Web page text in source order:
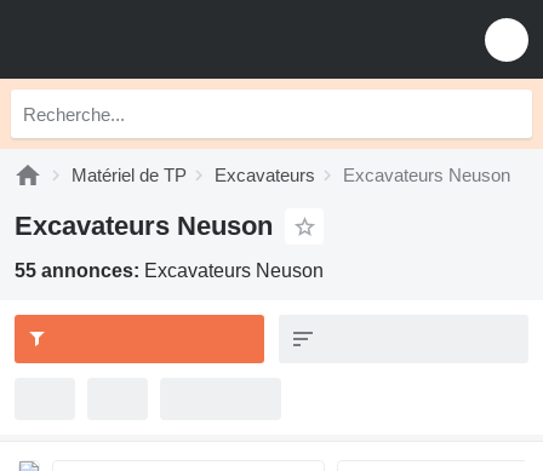
Matériel de TP Excavateurs Excavateurs Neuson
Excavateurs Neuson
55 annonces: Excavateurs Neuson